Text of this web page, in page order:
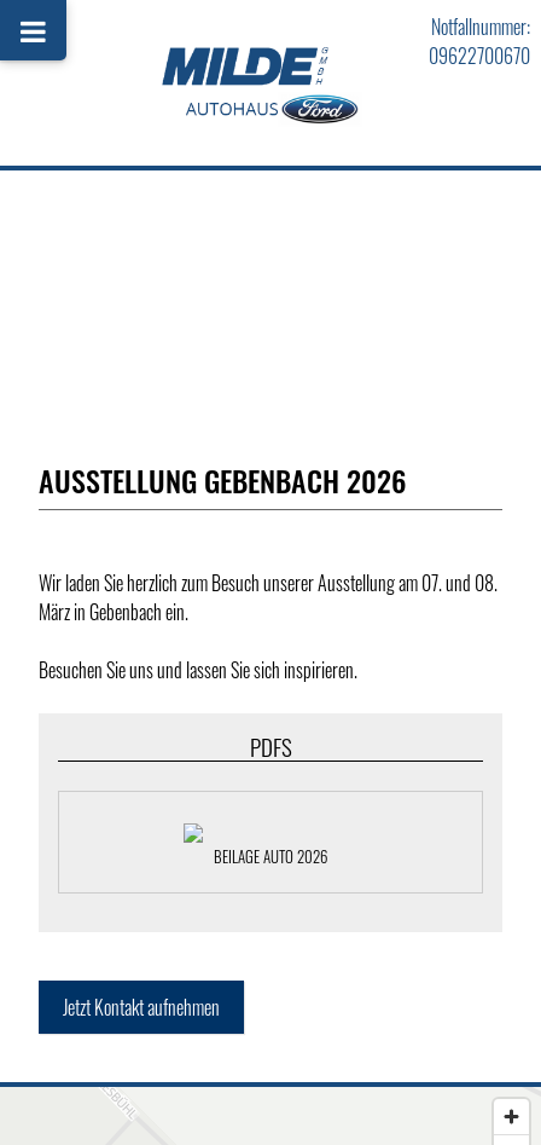
Notfallnummer:
09622700670
AUSSTELLUNG GEBENBACH 2026
Wir laden Sie herzlich zum Besuch unserer Ausstellung am 07. und 08.
März in Gebenbach ein.
Besuchen Sie uns und lassen Sie sich inspirieren.
PDFS
BEILAGE AUTO 2026
Jetzt Kontakt aufnehmen